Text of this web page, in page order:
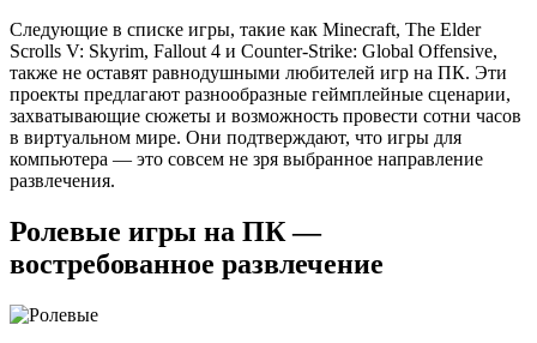
Следующие в списке игры, такие как Minecraft, The Elder
Scrolls V: Skyrim, Fallout 4 и Counter-Strike: Global Offensive,
также не оставят равнодушными любителей игр на ПК. Эти
проекты предлагают разнообразные геймплейные сценарии,
захватывающие сюжеты и возможность провести сотни часов
в виртуальном мире. Они подтверждают, что игры для
компьютера — это совсем не зря выбранное направление
развлечения.
Ролевые игры на ПК —
востребованное развлечение